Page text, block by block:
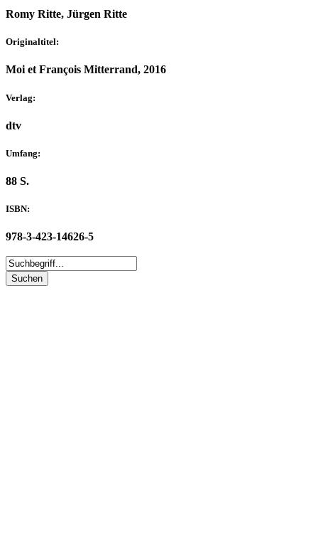
Romy Ritte, Jürgen Ritte
Originaltitel:
Moi et François Mitterrand, 2016
Verlag:
dtv
Umfang:
88 S.
ISBN:
978-3-423-14626-5